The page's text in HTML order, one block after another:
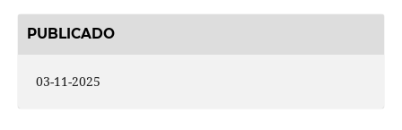
PUBLICADO
03-11-2025